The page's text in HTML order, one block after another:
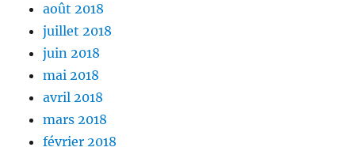
août 2018
juillet 2018
juin 2018
mai 2018
avril 2018
mars 2018
février 2018